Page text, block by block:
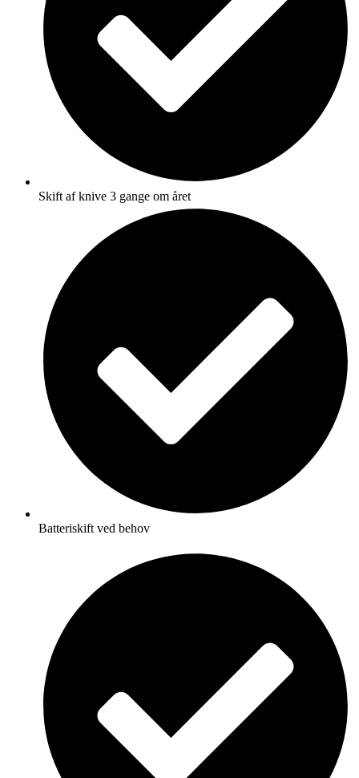
Skift af knive 3 gange om året
Batteriskift ved behov